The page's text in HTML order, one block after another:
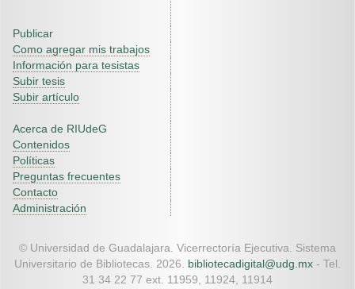
Publicar
Como agregar mis trabajos
Información para tesistas
Subir tesis
Subir artículo
Acerca de RIUdeG
Contenidos
Políticas
Preguntas frecuentes
Contacto
Administración
© Universidad de Guadalajara. Vicerrectoría Ejecutiva. Sistema
Universitario de Bibliotecas. 2026. bibliotecadigital@udg.mx - Tel.
31 34 22 77 ext. 11959, 11924, 11914